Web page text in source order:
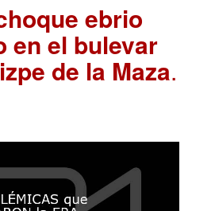
ebrio
en el bulevar
de la Maza.